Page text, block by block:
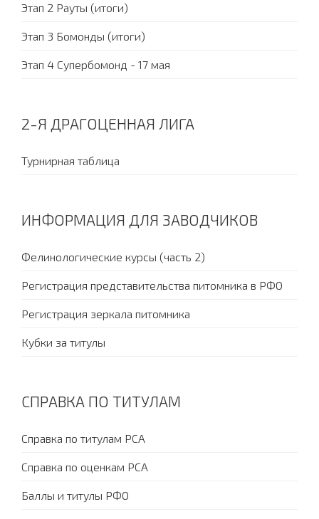
Этап 2 Рауты (итоги)
Этап 3 Бомонды (итоги)
Этап 4 Супербомонд - 17 мая
2-Я ДРАГОЦЕННАЯ ЛИГА
Турнирная таблица
ИНФОРМАЦИЯ ДЛЯ ЗАВОДЧИКОВ
Фелинологические курсы (часть 2)
Регистрация представительства питомника в РФО
Регистрация зеркала питомника
Кубки за титулы
СПРАВКА ПО ТИТУЛАМ
Справка по титулам PCA
Справка по оценкам PCA
Баллы и титулы РФО